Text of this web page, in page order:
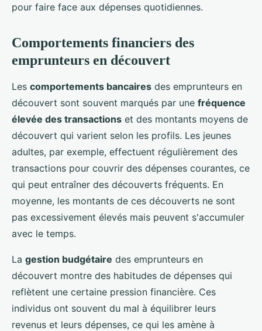
pour faire face aux dépenses quotidiennes.
Comportements financiers des
emprunteurs en découvert
Les comportements bancaires des emprunteurs en
découvert sont souvent marqués par une fréquence
élevée des transactions et des montants moyens de
découvert qui varient selon les profils. Les jeunes
adultes, par exemple, effectuent régulièrement des
transactions pour couvrir des dépenses courantes, ce
qui peut entraîner des découverts fréquents. En
moyenne, les montants de ces découverts ne sont
pas excessivement élevés mais peuvent s'accumuler
avec le temps.
La gestion budgétaire des emprunteurs en
découvert montre des habitudes de dépenses qui
reflètent une certaine pression financière. Ces
individus ont souvent du mal à équilibrer leurs
revenus et leurs dépenses, ce qui les amène à